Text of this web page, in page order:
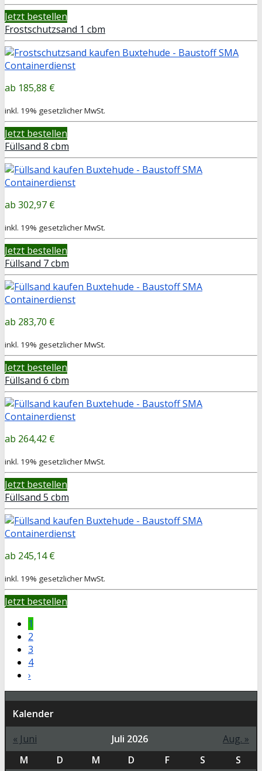
Jetzt bestellen
Frostschutzsand 1 cbm
185,88 €
inkl. 19% gesetzlicher MwSt.
Jetzt bestellen
Füllsand 8 cbm
302,97 €
inkl. 19% gesetzlicher MwSt.
Jetzt bestellen
Füllsand 7 cbm
283,70 €
inkl. 19% gesetzlicher MwSt.
Jetzt bestellen
Füllsand 6 cbm
264,42 €
inkl. 19% gesetzlicher MwSt.
Jetzt bestellen
Füllsand 5 cbm
245,14 €
inkl. 19% gesetzlicher MwSt.
Jetzt bestellen
1
2
3
4
›
Kalender
« Juni
Juli 2026
Aug. »
M
D M D F S
S